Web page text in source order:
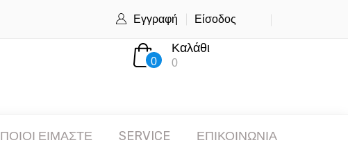
Εγγραφή Είσοδος
0
Καλάθι
0
ΠΟΙΟΙ ΕΙΜΑΣΤΕ SERVICE ΕΠΙΚΟΙΝΩΝΙΑ